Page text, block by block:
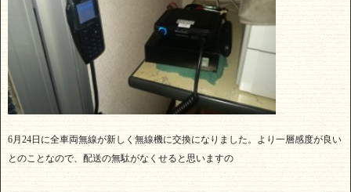
6月24日に全車両無線が新しく無線機に交換になりました。より一層感度が良い
とのことなので、配送の無駄がなくせると思いますの